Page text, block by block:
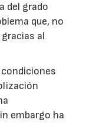
del grado
que, no
al
condiciones
embargo ha